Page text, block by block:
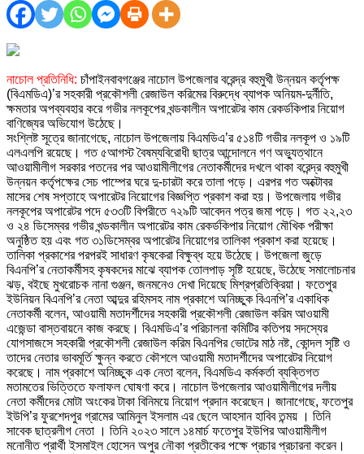
নাচোল প্রতিনিধি: চাঁপাইনবাবগঞ্জের নাচোল উপজেলার বরেন্দ্র বহুমুখী উন্নয়ন কর্তৃপক্ষ
(বিএমডিএ)’র সহকারী প্রকৌশলী রেজাউল করিমের বিরুদ্ধে ব্যাপক অনিয়ম-দুর্নীতি,
ক্ষমতার অপব্যবহার করে গভীর নলকূপের খন্ডকালীন অপারেটর কাম রেকর্ডকিপার নিয়োগ
বাণিজ্যের অভিযোগ উঠেছে।
সংশ্লিষ্ট সূত্রে জানাগেছে, নাচোল উপজেলায় বিএমডিএ’র ৫১৪টি গভীর নলকূপ ও ১৯টি
এলএলপি রয়েছে। গত ৫আগস্ট বৈষম্যবিরোধী ছাত্র আন্দোলনে গণ অভ্যুত্থানে
আওয়ামীলীগ সরকার পতনের পর আওয়ামীলীগের নেতাকর্মীদের দখলে থাকা বরেন্দ্র বহুমুখী
উন্নয়ন কর্তৃপক্ষের সেচ পাম্পের ঘরে দু-চারটা করে তালা পড়ে। এরপর গত অক্টোবর
মাসের শেষ সপ্তাহে অপারেটর নিয়োগের বিজ্ঞপ্তি প্রকাশ করা হয়। উপজেলায় গভীর
নলকূপের অপারেটর পদে ৫৩৩টি বিপরীতে ৭২৯টি আবেদন পত্র জমা পড়ে। গত ২২,২৩
ও ২৪ ডিসেম্বর গভীর খন্ডকালীন অপারেটর কাম রেকর্ডকিপার নিয়োগ মৌখিক পরীক্ষা
অনুষ্ঠিত হয় এবং গত ৩১ডিসেম্বর অপারেটর নিয়োগের তালিকা প্রকাশ করা হয়েছে।
তালিকা প্রকাশের পরপরই সাধারণ কৃষকেরা বিক্ষুব্ধ হয়ে উঠেছে। উপজেলা জুড়ে
বিএনপি’র নেতাকর্মীসহ কৃষকদের মাঝে ব্যাপক তোলপাড় সৃষ্টি হয়েছে, উঠেছে সমালোচনার
ঝড়, বইছে মুখরোচক নানা গুঞ্জন, জনমনেও দেখা দিয়েছে মিশ্রপ্রতিক্রিয়া। ফতেপুর
ইউনিয়ন বিএনপি’র নেতা আব্দুর রহিমসহ নাম প্রকাশে অনিচ্ছুক বিএনপি’র একাধিক
নেতাকর্মী বলেন, আওয়ামী মতাদর্শীদের সহকারী প্রকৌশলী রেজাউল করিম আওয়ামী
এজেন্ডা বাস্তবায়নে কাজ করছে। বিএমডিএ’র পরিচালনা কমিটির কতিপয় সদস্যের
যোগসাজসে সহকারী প্রকৌশলী রেজাউল করিম বিএনপির ভোটের মাঠ নষ্ট, কোন্দল সৃষ্টি ও
তাদের নেতার ভাবমূর্তি ক্ষুন্ন করতে কৌশলে আওয়ামী মতাদর্শীদের অপারেটর নিয়োগ
করেছে। নাম প্রকাশে অনিচ্ছুক এক নেতা বলেন, বিএমডিএ কর্মকর্তা ব্যক্তিগত
মতামতের ভিত্তিতে ফলাফল ঘোষণা করে। নাচোল উপজেলার আওয়ামীলীগের দলীয়
নেতা কর্মীদের মোটা অংকের টাকা বিনিময়ে নিয়োগ প্রদান করেছেন। জানাগেছে, ফতেপুর
ইউপি’র ফুরশেদপুর গ্রামের আমিনুল ইসলাম এর ছেলে আহসান হাবিব তন্ময় । তিনি
সাবেক ছাত্রলীগ নেতা । তিনি ২০২৩ সালে ১৪মার্চ ফতেপুর ইউপির আওয়ামীলীগ
মনোনীত প্রার্থী ইসমাইল হোসেন অপুর নৌকা প্রতীকের পক্ষে প্রচার প্রচারনা করেন।